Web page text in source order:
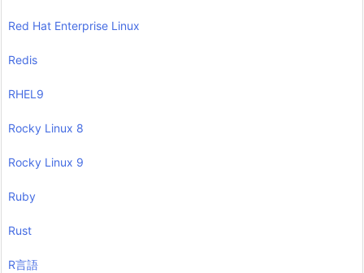
Red Hat Enterprise Linux
Redis
RHEL9
Rocky Linux 8
Rocky Linux 9
Ruby
Rust
R言語